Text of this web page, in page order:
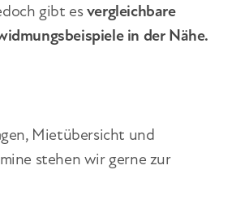
gibt esvergleichbare
in der Nähe.
Mietübersicht und
stehen wir gerne zur